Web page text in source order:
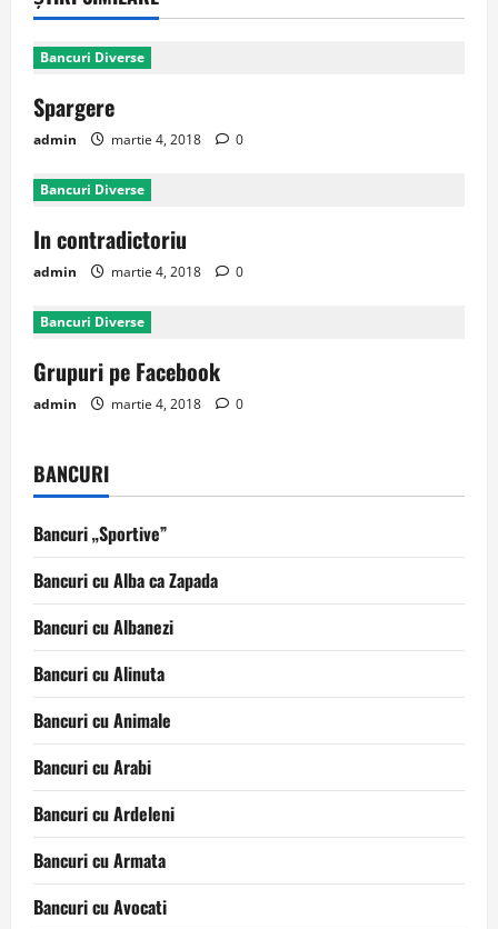
Bancuri Diverse
Spargere
admin martie 4, 2018 0
Bancuri Diverse
In contradictoriu
admin martie 4, 2018 0
Bancuri Diverse
Grupuri pe Facebook
admin martie 4, 2018 0
BANCURI
Bancuri „Sportive”
Bancuri cu Alba ca Zapada
Bancuri cu Albanezi
Bancuri cu Alinuta
Bancuri cu Animale
Bancuri cu Arabi
Bancuri cu Ardeleni
Bancuri cu Armata
Bancuri cu Avocati